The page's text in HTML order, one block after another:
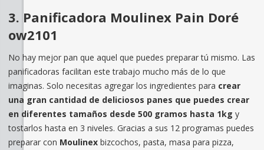
3. Panificadora Moulinex Pain Doré
ow2101
No hay mejor pan que aquel que puedes preparar tú mismo. Las
panificadoras facilitan este trabajo mucho más de lo que
imaginas. Solo necesitas agregar los ingredientes para crear
una gran cantidad de deliciosos panes que puedes crear
en diferentes tamaños desde 500 gramos hasta 1kg y
tostarlos hasta en 3 niveles. Gracias a sus 12 programas puedes
preparar con Moulinexbizcochos, pasta, masa para pizza,